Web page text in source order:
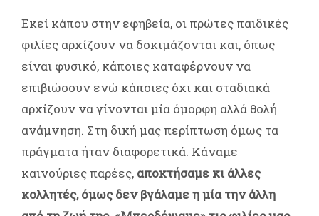
Εκεί κάπου στην εφηβεία, οι πρώτες παιδικές
φιλίες αρχίζουν να δοκιμάζονται και, όπως
είναι φυσικό, κάποιες καταφέρνουν να
επιβιώσουν ενώ κάποιες όχι και σταδιακά
αρχίζουν να γίνονται μία όμορφη αλλά θολή
ανάμνηση. Στη δική μας περίπτωση όμως τα
πράγματα ήταν διαφορετικά. Κάναμε
καινούριες παρέες, αποκτήσαμε κι άλλες
κολλητές, όμως δεν βγάλαμε η μία την άλλη